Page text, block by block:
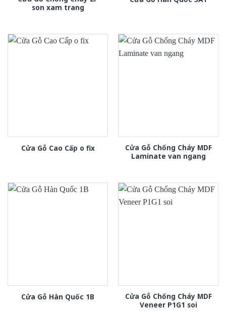
son xam trang
Cửa Gỗ Cao Cấp o fix
Cửa Gỗ Chống Cháy MDF
Laminate van ngang
Cửa Gỗ Hàn Quốc 1B
Cửa Gỗ Chống Cháy MDF
Veneer P1G1 soi